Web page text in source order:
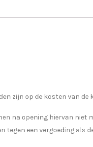
zijn op de kosten van de
na opening hiervan niet
tegen een vergoeding als